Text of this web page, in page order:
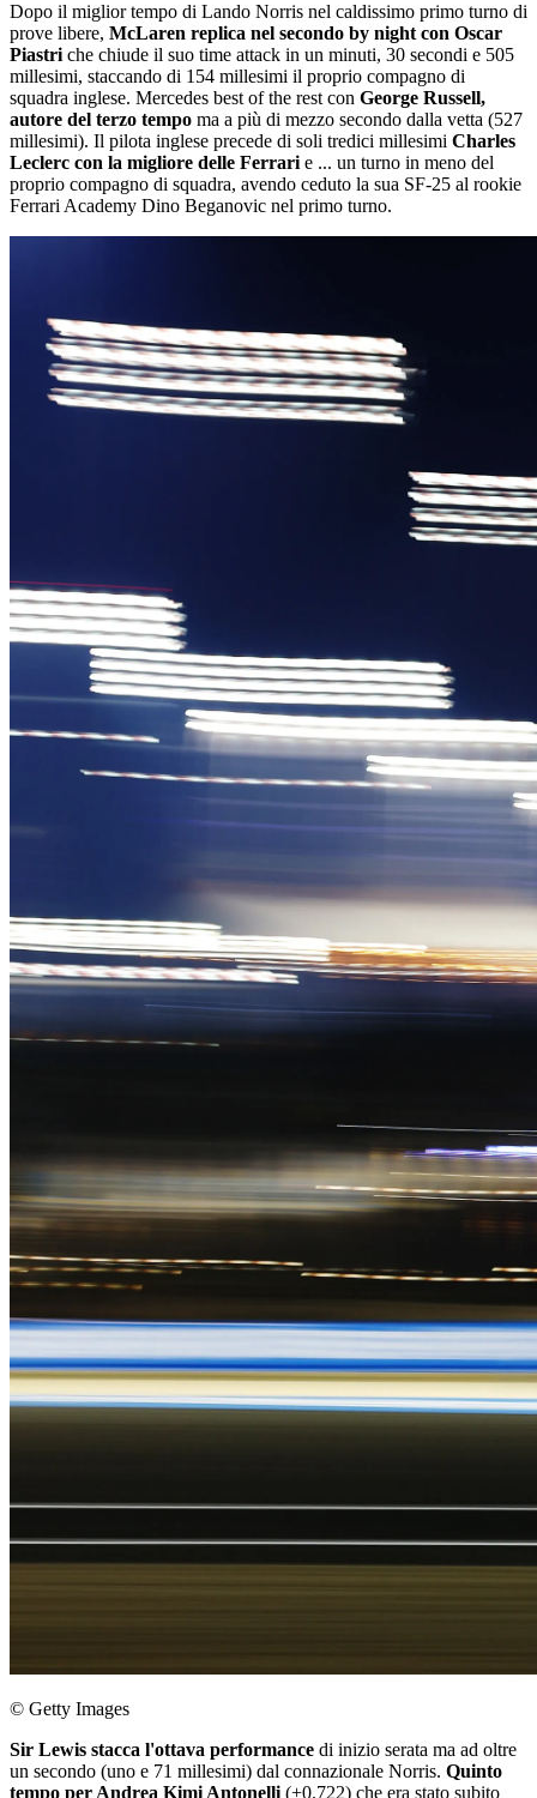
Dopo il miglior tempo di Lando Norris nel caldissimo primo turno di
prove libere, McLaren replica nel secondo by night con Oscar
Piastri che chiude il suo time attack in un minuti, 30 secondi e 505
millesimi, staccando di 154 millesimi il proprio compagno di
squadra inglese. Mercedes best of the rest con George Russell,
autore del terzo tempo ma a più di mezzo secondo dalla vetta (527
millesimi). Il pilota inglese precede di soli tredici millesimi Charles
Leclerc con la migliore delle Ferrari e ... un turno in meno del
proprio compagno di squadra, avendo ceduto la sua SF-25 al rookie
Ferrari Academy Dino Beganovic nel primo turno.
© Getty Images
Sir Lewis stacca l'ottava performance di inizio serata ma ad oltre
un secondo (uno e 71 millesimi) dal connazionale Norris. Quinto
tempo per Andrea Kimi Antonelli (+0.722) che era stato subito